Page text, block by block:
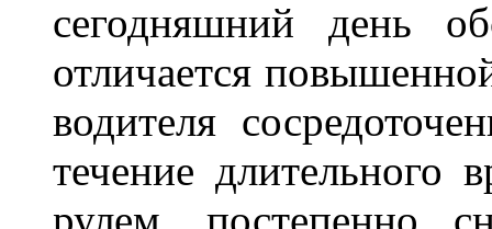
сегодняшний день
отличается
водителя
течение длительного
рулем, постепенно